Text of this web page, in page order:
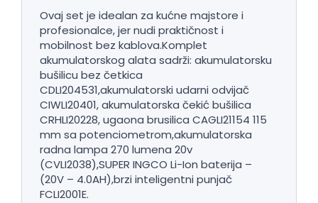
Ovaj set je idealan za kućne majstore i
profesionalce, jer nudi praktičnost i
mobilnost bez kablova.Komplet
akumulatorskog alata sadrži: akumulatorsku
bušilicu bez četkica
CDLI204531,akumulatorski udarni odvijač
CIWLI20401, akumulatorska čekić bušilica
CRHLI20228, ugaona brusilica CAGLI21154 115
mm sa potenciometrom,akumulatorska
radna lampa 270 lumena 20v
(CVLI2038),SUPER INGCO Li-Ion baterija –
(20V – 4.0AH),brzi inteligentni punjač
FCLI2001E.